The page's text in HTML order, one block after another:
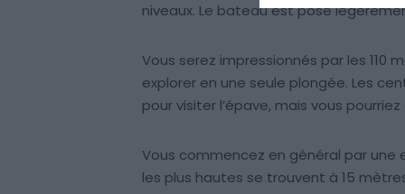
niveaux. Le bateau est posé
Vous serez impressionnés par les 110
explorer en une seule plongée. Les
pour visiter l’épave, mais vous
Vous commencez en général par une
les plus hautes se trouvent à 15